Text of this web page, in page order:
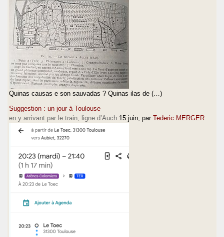
Quinas causas e son sauvadas ? Quinas ilas de (…)
Suggestion : un jour à Toulouse
en y arrivant par le train, ligne d’Auch 15 juin , par Tederic MERGER